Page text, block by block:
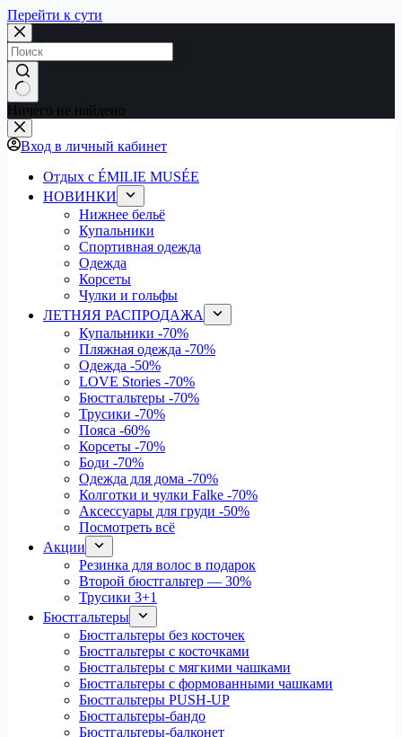
Перейти к сути
Ничего не найдено
Вход в личный кабинет
Отдых с ÉMILIE MUSÉE
НОВИНКИ
Нижнее бельё
Купальники
Спортивная одежда
Одежда
Корсеты
Чулки и гольфы
ЛЕТНЯЯ РАСПРОДАЖА
Купальники -70%
Пляжная одежда -70%
Одежда -50%
LOVE Stories -70%
Бюстгальтеры -70%
Трусики -70%
Пояса -60%
Корсеты -70%
Боди -70%
Одежда для дома -70%
Колготки и чулки Falke -70%
Аксессуары для груди -50%
Посмотреть всё
Акции
Резинка для волос в подарок
Второй бюстгальтер — 30%
Трусики 3+1
Бюстгальтеры
Бюстгальтеры без косточек
Бюстгальтеры с косточками
Бюстгальтеры с мягкими чашками
Бюстгальтеры с формованными чашками
Бюстгальтеры PUSH-UP
Бюстгальтеры-бандо
Бюстгальтеры-балконет